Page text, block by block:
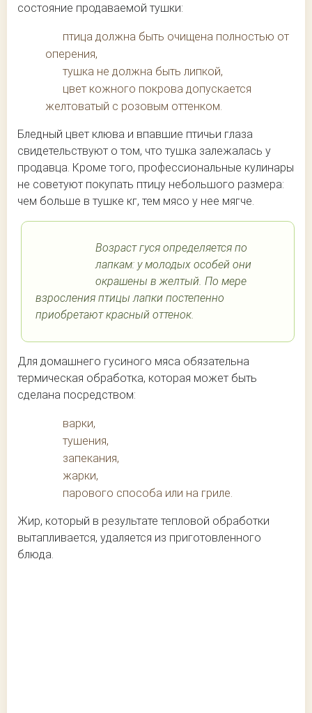
состояние продаваемой тушки:
птица должна быть очищена полностью от
оперения,
тушка не должна быть липкой,
цвет кожного покрова допускается
желтоватый с розовым оттенком.
Бледный цвет клюва и впавшие птичьи глаза
свидетельствуют о том, что тушка залежалась у
продавца. Кроме того, профессиональные кулинары
не советуют покупать птицу небольшого размера:
чем больше в тушке кг, тем мясо у нее мягче.
Возраст гуся определяется по
лапкам: у молодых особей они
окрашены в желтый. По мере
взросления птицы лапки постепенно
приобретают красный оттенок.
Для домашнего гусиного мяса обязательна
термическая обработка, которая может быть
сделана посредством:
варки,
тушения,
запекания,
жарки,
парового способа или на гриле.
Жир, который в результате тепловой обработки
вытапливается, удаляется из приготовленного
блюда.